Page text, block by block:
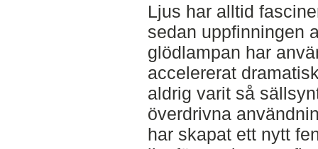
Ljus har alltid
sedan uppfinningen
glödlampan har
accelererat
aldrig varit så
överdrivna
har skapat ett nytt